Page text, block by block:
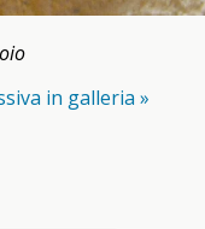
in galleria »